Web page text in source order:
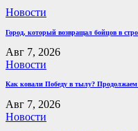
Новости
Город, который возвращал бойцов в
Авг 7, 2026
Новости
Как ковали Победу в тылу?
Авг 7, 2026
Новости